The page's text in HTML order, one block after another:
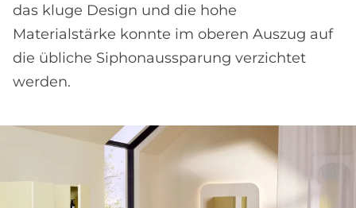
das kluge Design und die hohe
Materialstärke konnte im oberen Auszug auf
die übliche Siphonaussparung verzichtet
werden.